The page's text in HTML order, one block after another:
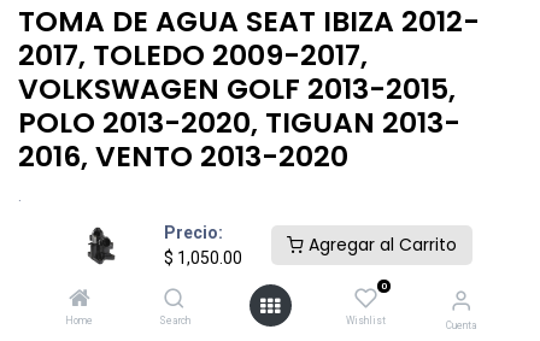
Precio:
$ 1,050.00
Agregar al Carrito
Home Search
0
Wishlist Cuenta
TOMA DE AGUA SEAT IBIZA 2012-
2017, TOLEDO 2009-2017,
VOLKSWAGEN GOLF 2013-2015,
POLO 2013-2020, TIGUAN 2013-
2016, VENTO 2013-2020
1,050.00